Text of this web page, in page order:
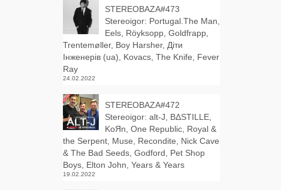
STEREOBAZA#473
Stereoigor: Portugal.The Man,
Eels, Röyksopp, Goldfrapp,
Trentemøller, Boy Harsher, Діти
Інженерів (ua), Kovacs, The Knife, Fever
Ray
24.02.2022
STEREOBAZA#472
Stereoigor: alt‑J, BΔSTILLE,
KoЯn, One Republic, Royal &
the Serpent, Muse, Recondite, Nick Cave
& The Bad Seeds, Godford, Pet Shop
Boys, Elton John, Years & Years
19.02.2022